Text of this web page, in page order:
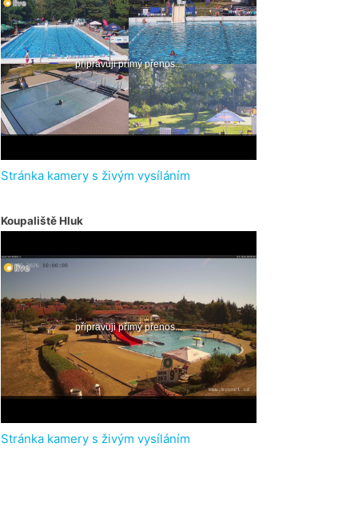
Stránka kamery s živým vysíláním
Koupaliště Hluk
Stránka kamery s živým vysíláním